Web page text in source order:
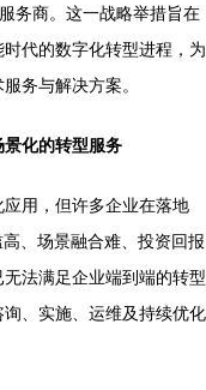
务商。这一战略举措旨在
代的数字化转型进程，为
务与解决方案。
化的转型服务
用，但许多企业在落地
、场景融合难、投资回报
法满足企业端到端的转型
、实施、运维及持续优化